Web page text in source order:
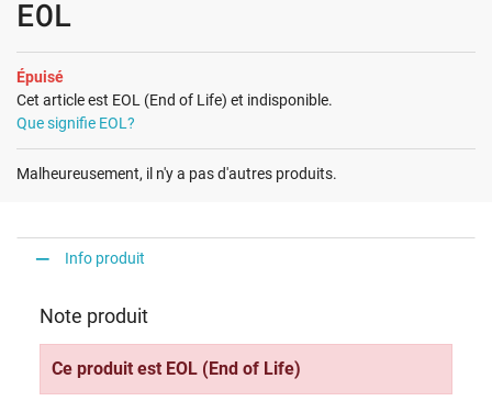
EOL
Épuisé
Cet article est EOL (End of Life) et indisponible.
Que signifie EOL?
Malheureusement, il n'y a pas d'autres produits.
Info produit
Note produit
Ce produit est EOL (End of Life)